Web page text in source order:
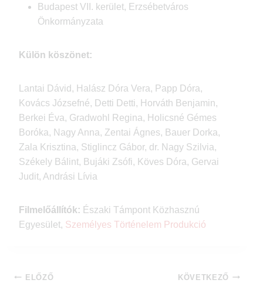
Budapest VII. kerület, Erzsébetváros
Önkormányzata
Külön köszönet:
Lantai Dávid, Halász Dóra Vera, Papp Dóra,
Kovács Józsefné, Detti Detti, Horváth Benjamin,
Berkei Éva, Gradwohl Regina, Holicsné Gémes
Boróka, Nagy Anna, Zentai Ágnes, Bauer Dorka,
Zala Krisztina, Stiglincz Gábor, dr. Nagy Szilvia,
Székely Bálint, Bujáki Zsófi, Köves Dóra, Gervai
Judit, Andrási Lívia
Filmelőállítók: Északi Támpont Közhasznú
Egyesület, Személyes Történelem Produkció
ELŐZŐ KÖVETKEZŐ